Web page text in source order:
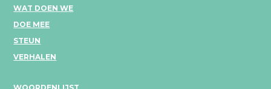
WAT DOEN WE
DOE MEE
STEUN
VERHALEN